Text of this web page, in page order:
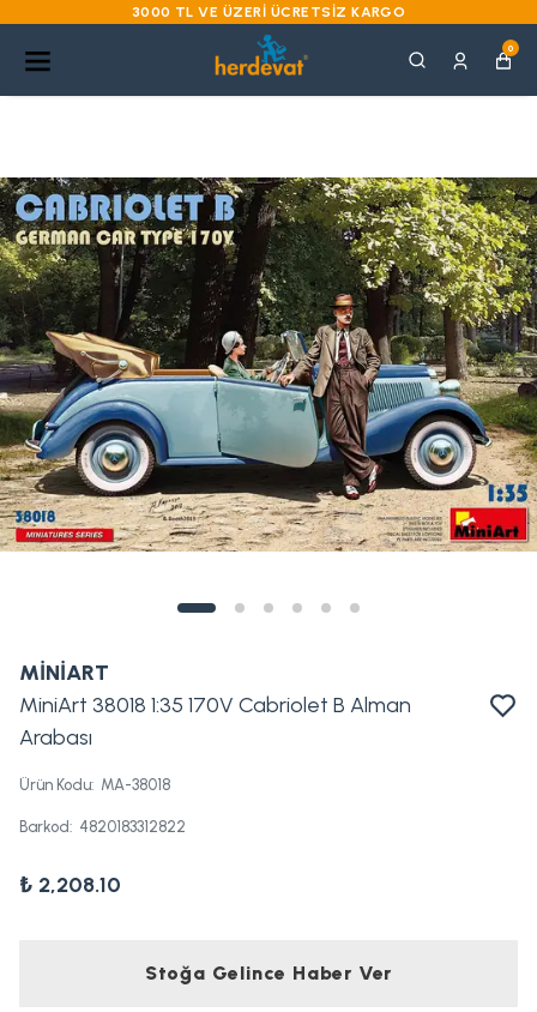
3000 TL VE ÜZERI ÜCRETSIZ KARGO
0
MİNİART
MiniArt 38018 1:35 170V Cabriolet B Alman
Arabası
Ürün Kodu: MA-38018
Barkod: 4820183312822
₺ 2,208.10
Stoğa Gelince Haber Ver